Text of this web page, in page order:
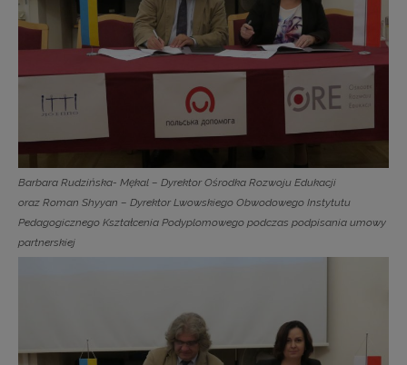
Barbara Rudzińska- Mękal – Dyrektor Ośrodka Rozwoju Edukacji
oraz Roman Shyyan – Dyrektor Lwowskiego Obwodowego Instytutu
Pedagogicznego Kształcenia Podyplomowego podczas podpisania umowy
partnerskiej